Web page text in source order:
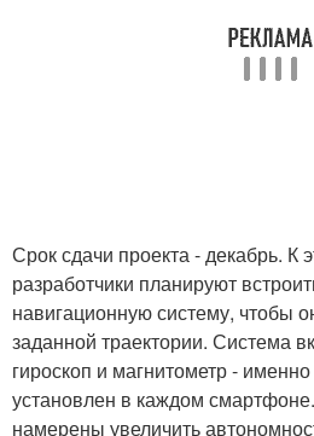
Срок сдачи проекта - декабрь. К
разработчики планируют
навигационную систему, чтобы
заданной траектории. Система
гироскоп и магнитометр -
установлен в каждом
намерены увеличить